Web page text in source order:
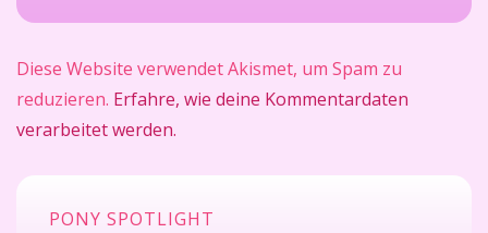
Diese Website verwendet Akismet, um Spam zu
reduzieren. Erfahre, wie deine Kommentardaten
verarbeitet werden.
PONY SPOTLIGHT